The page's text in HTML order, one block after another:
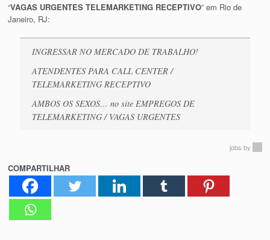
“VAGAS URGENTES TELEMARKETING RECEPTIVO” em Rio de
Janeiro, RJ:
INGRESSAR NO MERCADO DE TRABALHO!
ATENDENTES PARA CALL CENTER /
TELEMARKETING RECEPTIVO
AMBOS OS SEXOS… no site EMPREGOS DE
TELEMARKETING / VAGAS URGENTES
jobs by
COMPARTILHAR